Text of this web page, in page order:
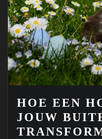
HOE EEN
JOUW